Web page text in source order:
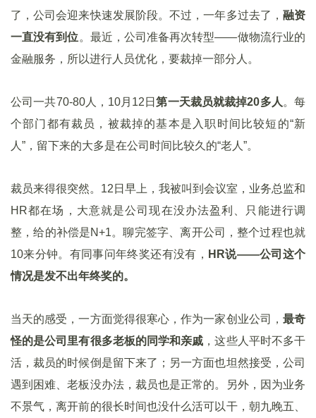
了，公司会迎来快速发展阶段。不过，一年多过去了， 融资
一直没有到位。最近，公司准备再次转型——做物流行业的
金融服务，所以进行人员优化，要裁掉一部分人。
公司一共70-80人，10月12日第一天裁员就裁掉20多人 。每
个部门都有裁员，被裁掉的基本是入职时间比较短的“新
人”，留下来的大多是在公司时间比较久的“老人”。
裁员来得很突然。12日早上，我被叫到会议室，业务总监和
HR都在场，大意就是公司现在没办法盈利、只能进行调
整，给的补偿是N+1。聊完签字、离开公司，整个过程也就
10来分钟。有同事问年终奖还有没有， HR说——公司这个
情况是发不出年终奖的。
当天的感受，一方面觉得很寒心，作为一家创业公司， 最奇
怪的是公司里有很多老板的同学和亲戚 ，这些人平时不多干
活，裁员的时候倒是留下来了；另一方面也坦然接受，公司
遇到困难、老板没办法，裁员也是正常的。另外，因为业务
不景气，离开前的很长时间也没什么活可以干，朝九晚五、